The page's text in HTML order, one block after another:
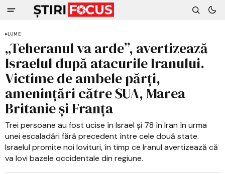
LUME
„Teheranul va arde”, avertizează
Israelul după atacurile Iranului.
Victime de ambele părți,
amenințări către SUA, Marea
Britanie și Franța
Trei persoane au fost ucise în Israel și 78 în Iran în urma
unei escaladări fără precedent între cele două state.
Israelul promite noi lovituri, în timp ce Iranul avertizează că
va lovi bazele occidentale din regiune.